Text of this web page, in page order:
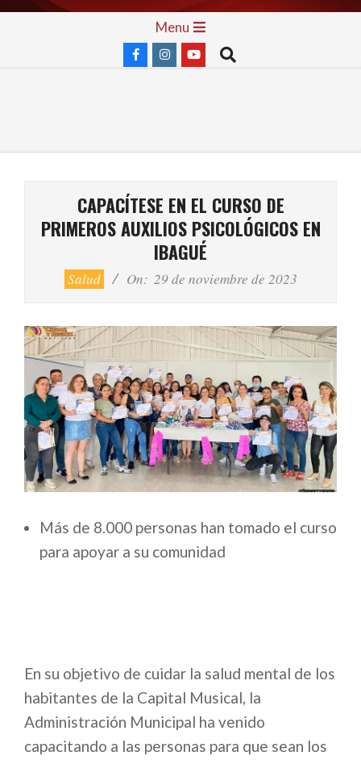
Skip
Menu
Search
CAPACÍTESE EN EL CURSO DE
PRIMEROS AUXILIOS PSICOLÓGICOS EN
IBAGUÉ
Salud On: 29 de noviembre de 2023
Más de 8.000 personas han tomado el curso
para apoyar a su comunidad
En su objetivo de cuidar la salud mental de los
habitantes de la Capital Musical, la
Administración Municipal ha venido
capacitando a las personas para que sean los